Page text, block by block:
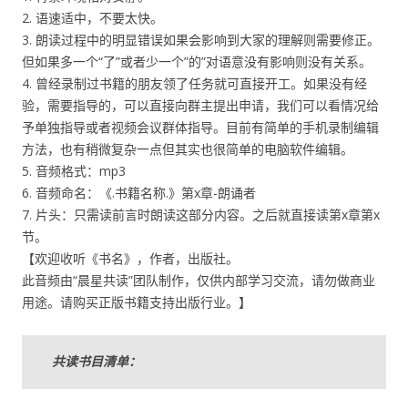
2. 语速适中，不要太快。
3. 朗读过程中的明显错误如果会影响到大家的理解则需要修正。
但如果多一个“了”或者少一个”的”对语意没有影响则没有关系。
4. 曾经录制过书籍的朋友领了任务就可直接开工。如果没有经
验，需要指导的，可以直接向群主提出申请，我们可以看情况给
予单独指导或者视频会议群体指导。目前有简单的手机录制编辑
方法，也有稍微复杂一点但其实也很简单的电脑软件编辑。
5. 音频格式：mp3
6. 音频命名：《.书籍名称.》第x章-朗诵者
7. 片头：只需读前言时朗读这部分内容。之后就直接读第x章第x
节。
【欢迎收听《书名》，作者，出版社。
此音频由“晨星共读”团队制作，仅供内部学习交流，请勿做商业
用途。请购买正版书籍支持出版行业。】
共读书目清单：